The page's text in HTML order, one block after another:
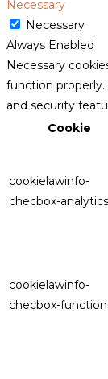
Necessary
Necessary
Always Enabled
Necessary
function properly.
and security
Cookie
cookielawinfo-
checbox-analytics
cookielawinfo-
checbox-